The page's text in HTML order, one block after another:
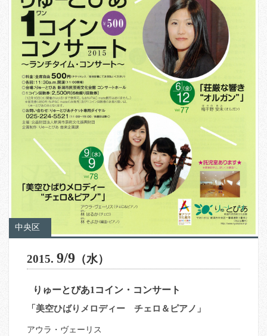
中央区
2015. 9/9 （水）
りゅーとぴあ1コイン・コンサート
「美空ひばりメロディー チェロ＆ピアノ」
アウラ・ヴェーリス